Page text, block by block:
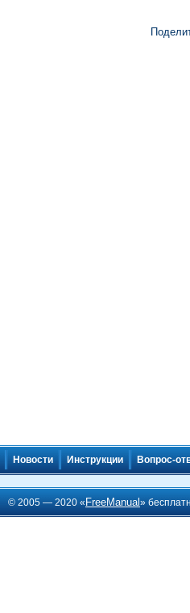
Новости Инструкции Вопрос-
© 2005 — 2020 « FreeManual»